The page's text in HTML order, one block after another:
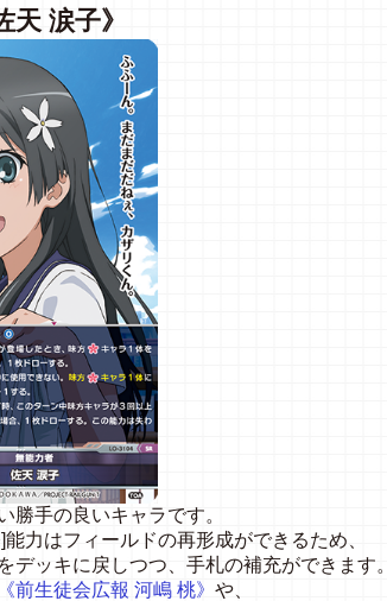
涙子》
勝手の良いキャラです。
力はフィールドの再形成ができるため、
デッキに戻しつつ、手札の補充ができます。
《前生徒会広報 河嶋 桃》 や、